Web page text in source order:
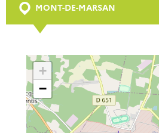
MONT-DE-MARSAN
+
−